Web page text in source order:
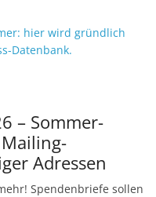
– Sommer-
Adressen
Spendenbriefe sollen